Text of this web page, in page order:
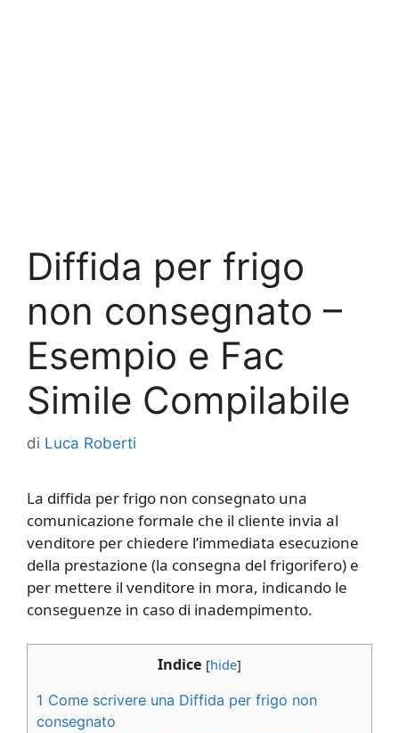
Diffida per frigo
non consegnato –
Esempio e Fac
Simile Compilabile
di Luca Roberti
La diffida per frigo non consegnato una
comunicazione formale che il cliente invia al
venditore per chiedere l’immediata esecuzione
della prestazione (la consegna del frigorifero) e
per mettere il venditore in mora, indicando le
conseguenze in caso di inadempimento.
Indice [hide]
1 Come scrivere una Diffida per frigo non
consegnato